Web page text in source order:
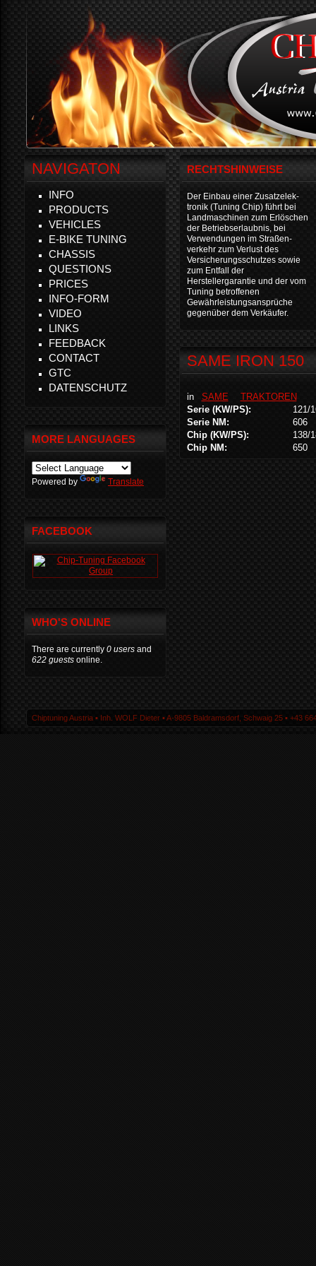
RECHTSHINWEISE
Der Einbau einer Zusatzelek-
tronik (Tuning Chip) führt bei
Landmaschinen zum Erlöschen
der Betriebserlaubnis, bei
Verwendungen im Straßen-
verkehr zum Verlust des
Versicherungsschutzes sowie
zum Entfall der
Herstellergarantie und der vom
Tuning betroffenen
Gewährleistungsansprüche
gegenüber dem Verkäufer.
SAME IRON 150
in SAME
TRAKTOREN
Serie (KW/PS):
121/
Serie NM:
606
Chip (KW/PS):
138/
Chip NM:
650
NAVIGATON
INFO
PRODUCTS
VEHICLES
E-BIKE TUNING
CHASSIS
QUESTIONS
PRICES
INFO-FORM
VIDEO
LINKS
FEEDBACK
CONTACT
GTC
DATENSCHUTZ
MORE LANGUAGES
Powered by Translate
FACEBOOK
WHO'S ONLINE
There are currently 0 users and
622 guests online.
Chiptuning Austria ▪ Inh. WOLF Dieter ▪ A-9805 Baldramsdorf, Schwaig 25 ▪ +43